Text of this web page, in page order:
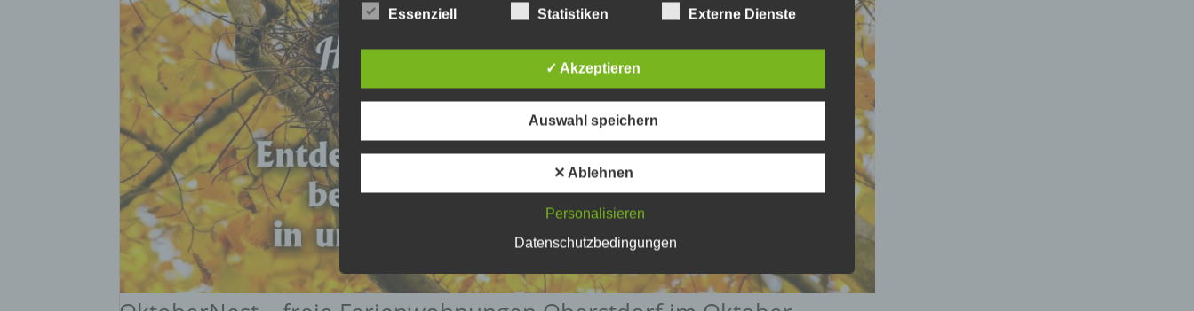
c) Verarbeitung
Verarbeitung ist jeder mit oder ohne Hilfe automatisierter Verfahren
mit personenbezogenen Daten wie das Erheben, das Erfassen, die
Organisation, das Ordnen, die Speicherung, die Anpassung oder
Veränderung, das Auslesen, das Abfragen, die Verwendung, die
Offenlegung durch Übermittlung, Verbreitung oder eine andere Form der
d) Einschränkung der Verarbeitung
Einschränkung der Verarbeitung ist die Markierung gespeicherter
personenbezogener Daten mit dem Ziel, ihre künftige Verarbeitung
Essenziell Statistiken Externe Dienste
✓ Akzeptieren
Auswahl speichern
✕ Ablehnen
Personalisieren
Datenschutzbedingungen